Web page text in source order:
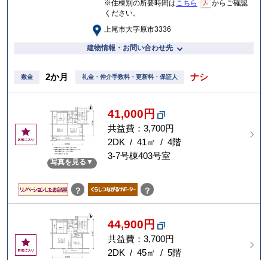
※住棟別の所要時間はこちら
からご確認
ください。
上尾市大字原市3336
建物情報・お問い合わせ先
敷金 2か月 礼金・仲介手数料・更新料・保証人 ナシ
お
気
写真を見る
41,000円
共益費：3,700円
2DK / 41㎡ / 4階
3-7号棟403号室
？ ？
お
気
44,900円
共益費：3,700円
2DK / 45㎡ / 5階